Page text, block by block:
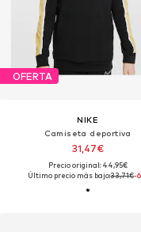
OFERTA
NIKE
Camiseta deportiva
31,47€
Precio original: 44,95€
Último precio más bajo:33,71€-